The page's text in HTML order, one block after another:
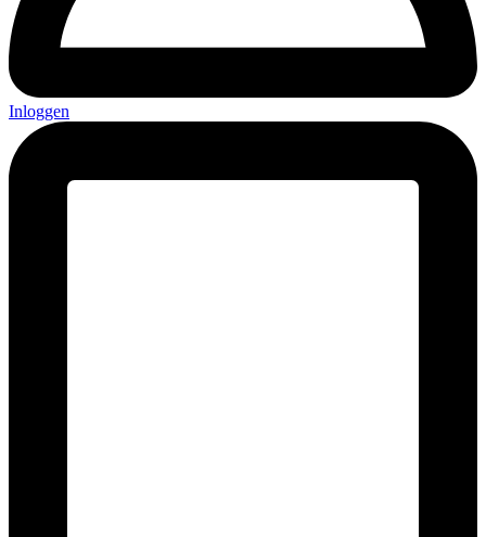
Inloggen